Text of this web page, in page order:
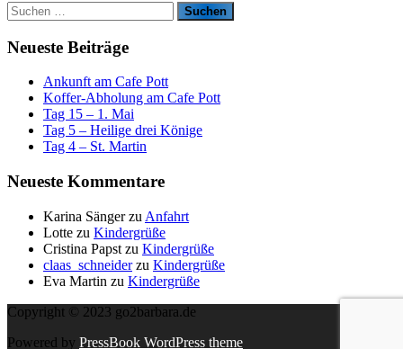
S
u
c
h
Neueste Beiträge
Ankunft am Cafe Pott
Koffer-Abholung am Cafe Pott
Tag 15 – 1. Mai
Tag 5 – Heilige drei Könige
Tag 4 – St. Martin
Neueste Kommentare
Karina Sängerzu Anfahrt
Lotte zu Kindergrüße
Cristina Papst zu Kindergrüße
claas_schneiderzu Kindergrüße
Eva Martin zu Kindergrüße
Copyright © 2023 go2barbara.de
Powered by PressBook WordPress theme